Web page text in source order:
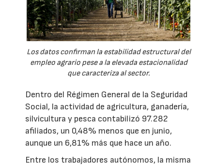
Los datos confirman la estabilidad estructural del
empleo agrario pese a la elevada estacionalidad
que caracteriza al sector.
Dentro del Régimen General de la Seguridad
Social, la actividad de agricultura, ganadería,
silvicultura y pesca contabilizó 97.282
afiliados, un 0,48% menos que en junio,
aunque un 6,81% más que hace un año.
Entre los trabajadores autónomos, la misma